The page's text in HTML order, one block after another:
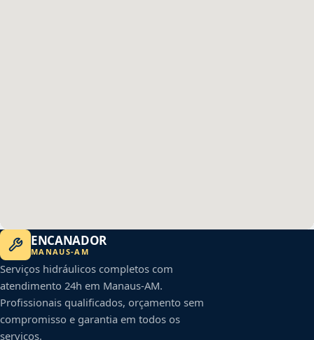
ENCANADOR
MANAUS-AM
Serviços hidráulicos completos com
atendimento 24h em Manaus-AM.
Profissionais qualificados, orçamento sem
compromisso e garantia em todos os
serviços.